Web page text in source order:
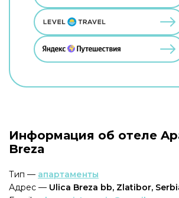
Информация об отеле
Breza
Тип — апартаменты
Адрес — Ulica Breza bb, Zlatibor,